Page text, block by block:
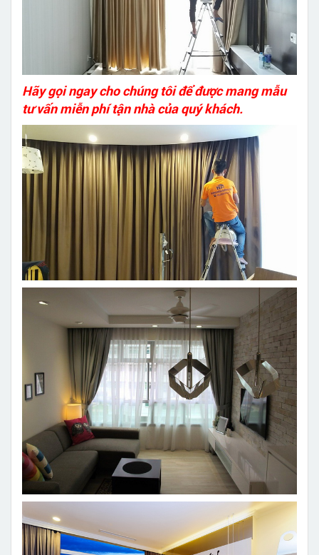
Hãy gọi ngay cho chúng tôi để được mang mẫu
tư vấn miễn phí tận nhà của quý khách.